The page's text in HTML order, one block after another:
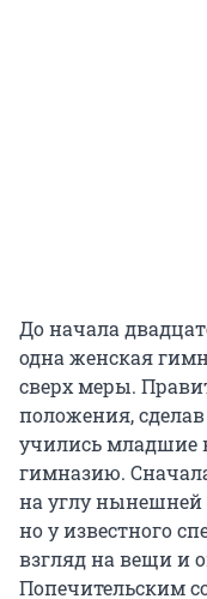
До начала
одна женская
сверх меры.
положения,
учились младшие
гимназию.
на углу нынешней
но у известного
взгляд на вещи и
Попечительским